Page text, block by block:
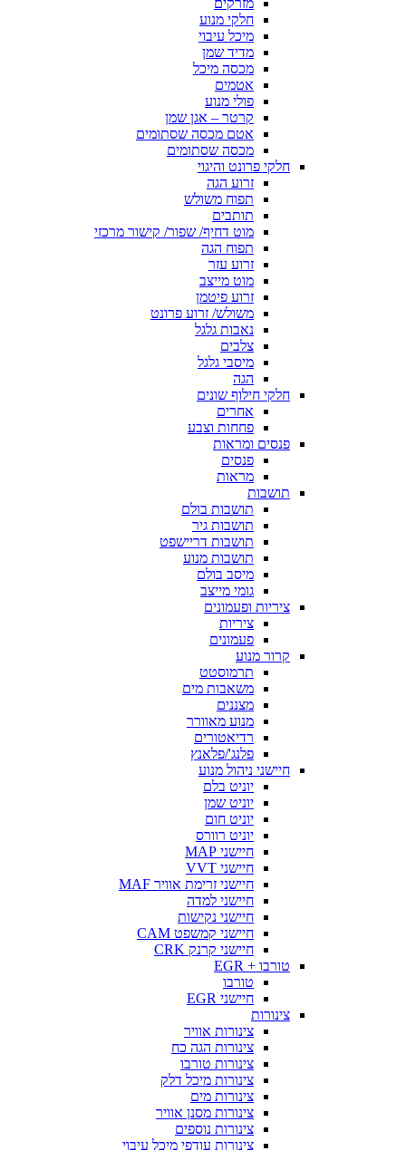
מזרקים
חלקי מנוע
מיכל עיבוי
מדיד שמן
מכסה מיכל
אטמים
פולי מנוע
קרטר – אגן שמן
אטם מכסה שסתומים
מכסה שסתומים
חלקי פרונט והיגוי
זרוע הגה
תפוח משולש
תותבים
מוט דחיף/ שפור/ קישור מרכזי
תפוח הגה
זרוע עזר
מוט מייצב
זרוע פיטמן
משולש/ זרוע פרונט
נאבות גלגל
צלבים
מיסבי גלגל
הגה
חלקי חילוף שונים
אחרים
פחחות וצבע
פנסים ומראות
פנסים
מראות
תושבות
תושבות בולם
תושבות גיר
תושבות דריישפט
תושבות מנוע
מיסב בולם
גומי מייצב
ציריות ופעמונים
ציריות
פעמונים
קרור מנוע
תרמוסטט
משאבות מים
מצננים
מנוע מאוורר
רדיאטורים
פלנג'/פלאנץ
חיישני ניהול מנוע
יוניט בלם
יוניט שמן
יוניט חום
יוניט רוורס
חיישני MAP
חיישני VVT
חיישני זרימת אוויר MAF
חיישני למדה
חיישני נקישות
חיישני קמשפט CAM
חיישני קרנק CRK
טורבו + EGR
טורבו
חיישני EGR
צינורות
צינורות אוויר
צינורות הגה כח
צינורות טורבו
צינורות מיכל דלק
צינורות מים
צינורות מסנן אוויר
צינורות נוספים
צינורות עודפי מיכל עיבוי